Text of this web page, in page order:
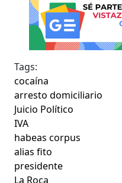
Tags:
cocaína
arresto domiciliario
Juicio Político
IVA
habeas corpus
alias fito
presidente
La Roca